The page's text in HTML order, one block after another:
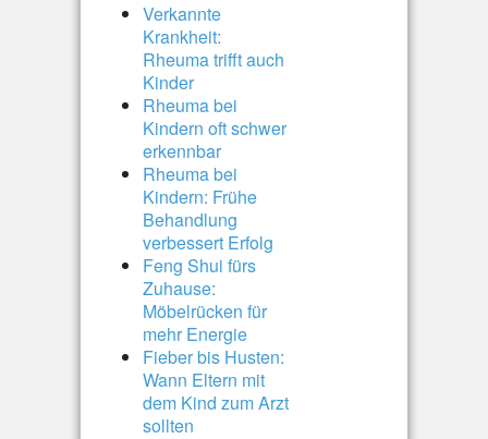
Verkannte
Krankheit:
Rheuma trifft auch
Kinder
Rheuma bei
Kindern oft schwer
erkennbar
Rheuma bei
Kindern: Frühe
Behandlung
verbessert Erfolg
Feng Shui fürs
Zuhause:
Möbelrücken für
mehr Energie
Fieber bis Husten:
Wann Eltern mit
dem Kind zum Arzt
sollten